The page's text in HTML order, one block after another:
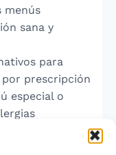
menús
sana y
para
por prescripción
especial o
que así
deberá